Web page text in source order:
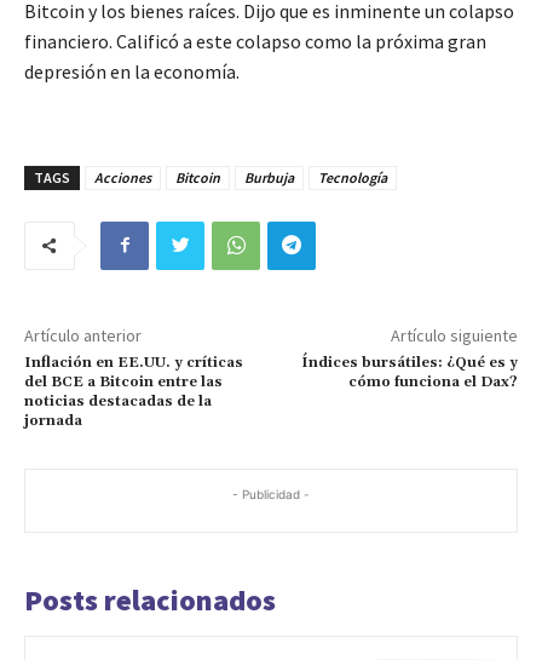
Bitcoin y los bienes raíces. Dijo que es inminente un colapso
financiero. Calificó a este colapso como la próxima gran
depresión en la economía.
TAGS Acciones Bitcoin Burbuja Tecnología
Artículo anterior
Inflación en EE.UU. y críticas
del BCE a Bitcoin entre las
noticias destacadas de la
jornada
Artículo siguiente
Índices bursátiles: ¿Qué es y
cómo funciona el Dax?
- Publicidad -
Posts relacionados